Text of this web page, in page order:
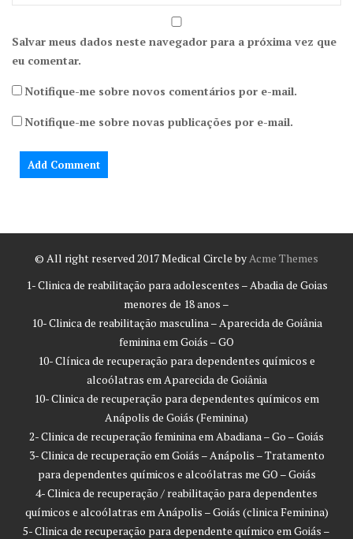
Salvar meus dados neste navegador para a próxima vez que
eu comentar.
Notifique-me sobre novos comentários por e-mail.
Notifique-me sobre novas publicações por e-mail.
© All right reserved 2017Medical Circle byAcme Themes
1- Clinica de reabilitação para adolescentes – Abadia de Goias
menores de 18 anos –
10- Clinica de reabilitação masculina – Aparecida de Goiânia
feminina em Goiás – GO
10- Clínica de recuperação para dependentes químicos e
alcoólatras em Aparecida de Goiânia
10- Clinica de recuperação para dependentes químicos em
Anápolis de Goiás (Feminina)
2- Clinica de recuperação feminina em Abadiana – Go – Goiás
3- Clinica de recuperação em Goiás – Anápolis – Tratamento
para dependentes químicos e alcoólatras me GO – Goiás
4- Clinica de recuperação / reabilitação para dependentes
químicos e alcoólatras em Anápolis – Goiás (clinica Feminina)
5- Clinica de recuperação para dependente químico em Goiás –